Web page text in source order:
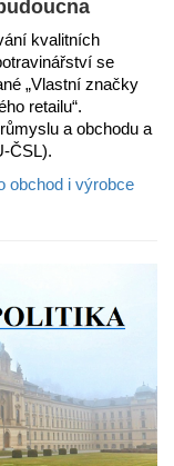
kvalitních
se
„Vlastní značky
retailu“.
a obchodu a
ČSL).
obchod i výrobce